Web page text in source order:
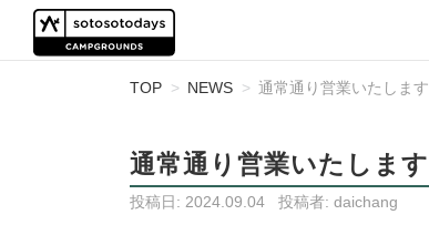
TOP NEWS 通常通り営業いたします
通常通り営業いたします
投稿日: 2024.09.04 投稿者: daichang